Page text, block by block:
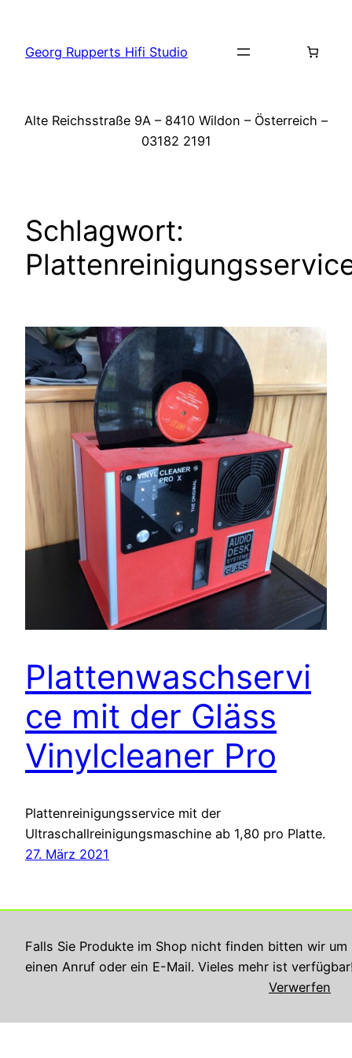
Falls Sie Produkte im Shop nicht finden bitten wir um
einen Anruf oder ein E-Mail. Vieles mehr ist
Verwerfen
springen
Georg Rupperts Hifi Studio
Alte Reichsstraße 9A – 8410 Wildon – Österreich –
03182 2191
Schlagwort:
Plattenwaschservi
ce mit der Gläss
Vinylcleaner Pro
Plattenreinigungsservice mit der
Ultraschallreinigungsmaschine ab 1,80 pro Platte.
27. März 2021